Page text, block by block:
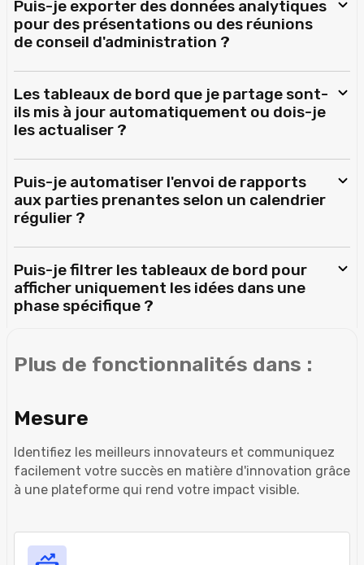
Puis-je exporter des données analytiques
pour des présentations ou des réunions
de conseil d'administration ?
Les tableaux de bord que je partage sont-
ils mis à jour automatiquement ou dois-je
les actualiser ?
Puis-je automatiser l'envoi de rapports
aux parties prenantes selon un calendrier
régulier ?
Puis-je filtrer les tableaux de bord pour
afficher uniquement les idées dans une
phase spécifique ?
Plus de fonctionnalités dans :
Mesure
Identifiez les meilleurs innovateurs et communiquez
facilement votre succès en matière d'innovation grâce
à une plateforme qui rend votre impact visible.